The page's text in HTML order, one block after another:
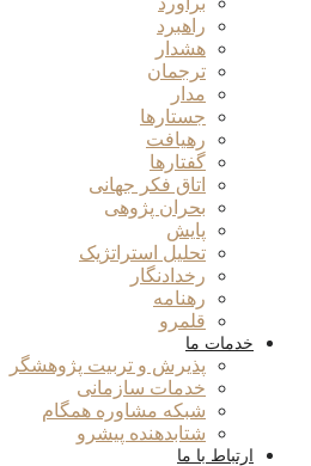
راهبرد
هشدار
ترجمان
مدار
جستارها
رهیافت
گفتارها
اتاق فکر جهانی
بحران پژوهی
پایش
تحلیل استراتژیک
رخدادنگار
رهنامه
قلمرو
خدمات ما
پذیرش و تربیت پژوهشگر
خدمات سازمانی
شبکه مشاوره همگام
شتابدهنده پیشرو
ارتباط با ما